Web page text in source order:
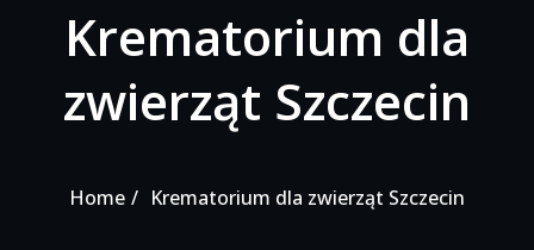
Krematorium dla
zwierząt Szczecin
Home Krematorium dla zwierząt Szczecin